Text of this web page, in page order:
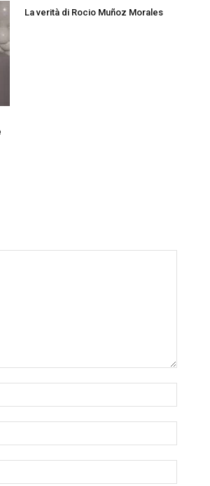
La verità di Rocio Muñoz Morales